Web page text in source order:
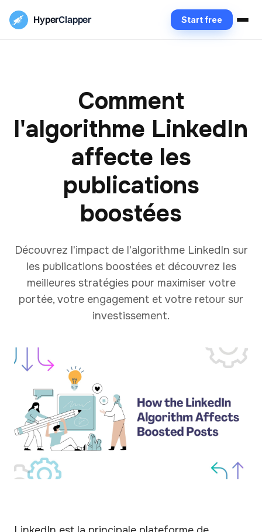
HyperClapper Start free
Comment
l'algorithme LinkedIn
affecte les
publications
boostées
Découvrez l'impact de l'algorithme LinkedIn sur
les publications boostées et découvrez les
meilleures stratégies pour maximiser votre
portée, votre engagement et votre retour sur
investissement.